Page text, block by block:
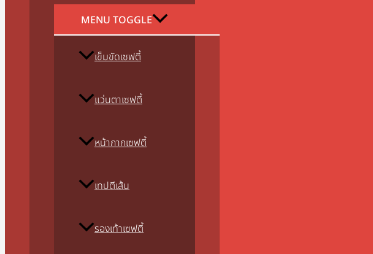
MENU TOGGLE
เข็มขัดเซฟตี้
แว่นตาเซฟตี้
หน้ากากเซฟตี้
เทปตีเส้น
รองเท้าเซฟตี้